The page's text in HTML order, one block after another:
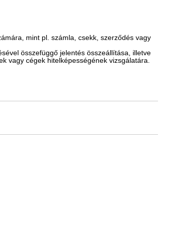
mint pl. számla, csekk, szerződés vagy
összefüggő jelentés összeállítása, illetve
vagy cégek hitelképességének vizsgálatára.